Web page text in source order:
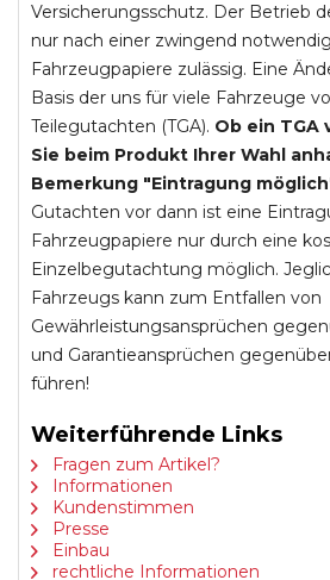
Versicherungsschutz. Der Betrieb
nur nach einer zwingend
Fahrzeugpapiere zulässig. Eine
Basis der uns für viele Fahrzeuge
Teilegutachten (TGA). Ob ein TGA
Sie beim Produkt Ihrer Wahl
Bemerkung "Eintragung
Gutachten vor dann ist eine
Fahrzeugpapiere nur durch eine
Einzelbegutachtung möglich.
Fahrzeugs kann zum Entfallen von
Gewährleistungsansprüchen
und Garantieansprüchen
führen!
Weiterführende Links
Fragen zum Artikel?
Informationen
Kundenstimmen
Presse
Einbau
rechtliche Informationen